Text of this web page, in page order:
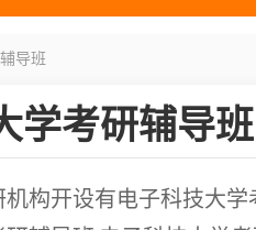
导班
学考研辅导班
构开设有电子科技大学